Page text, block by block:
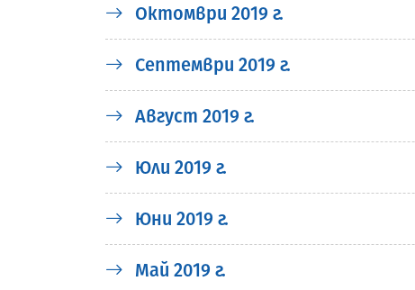
Октомври 2019 г.
Септември 2019 г.
Август 2019 г.
Юли 2019 г.
Юни 2019 г.
Май 2019 г.